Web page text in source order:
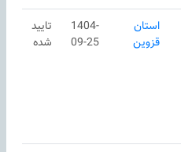
استان
قزوین
1404-
09-25
تایید
شده